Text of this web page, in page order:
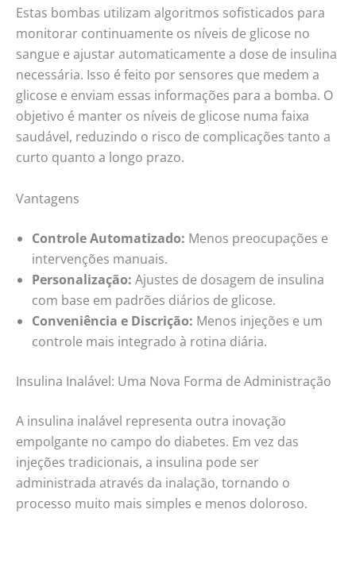
Estas bombas utilizam algoritmos sofisticados para
monitorar continuamente os níveis de glicose no
sangue e ajustar automaticamente a dose de insulina
necessária. Isso é feito por sensores que medem a
glicose e enviam essas informações para a bomba. O
objetivo é manter os níveis de glicose numa faixa
saudável, reduzindo o risco de complicações tanto a
curto quanto a longo prazo.
Vantagens
Controle Automatizado: Menos preocupações e
intervenções manuais.
Personalização: Ajustes de dosagem de insulina
com base em padrões diários de glicose.
Conveniência e Discrição: Menos injeções e um
controle mais integrado à rotina diária.
Insulina Inalável: Uma Nova Forma de Administração
A insulina inalável representa outra inovação
empolgante no campo do diabetes. Em vez das
injeções tradicionais, a insulina pode ser
administrada através da inalação, tornando o
processo muito mais simples e menos doloroso.